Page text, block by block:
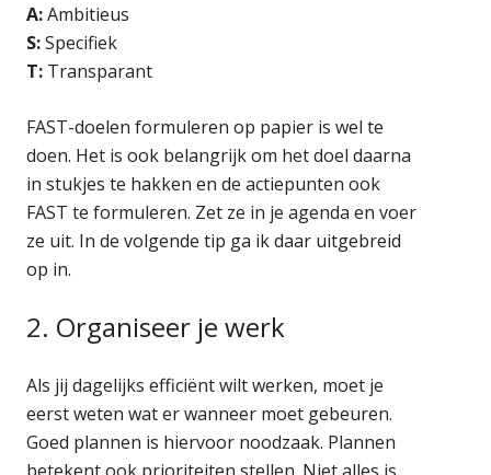
A:Ambitieus
S:Specifiek
T: Transparant
FAST-doelen formuleren op papier is wel te
doen. Het is ook belangrijk om het doel daarna
in stukjes te hakken en de actiepunten ook
FAST te formuleren. Zet ze in je agenda en voer
ze uit. In de volgende tip ga ik daar uitgebreid
op in.
2. Organiseer je werk
Als jij dagelijks efficiënt wilt werken, moet je
eerst weten wat er wanneer moet gebeuren.
Goed plannen is hiervoor noodzaak. Plannen